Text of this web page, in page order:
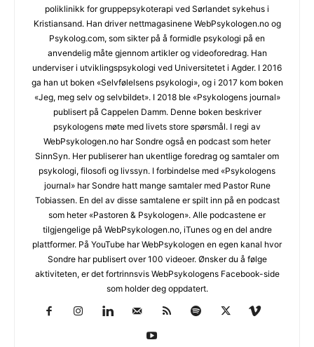
poliklinikk for gruppepsykoterapi ved Sørlandet sykehus i
Kristiansand. Han driver nettmagasinene WebPsykologen.no og
Psykolog.com, som sikter på å formidle psykologi på en
anvendelig måte gjennom artikler og videoforedrag. Han
underviser i utviklingspsykologi ved Universitetet i Agder. I 2016
ga han ut boken «Selvfølelsens psykologi», og i 2017 kom boken
«Jeg, meg selv og selvbildet». I 2018 ble «Psykologens journal»
publisert på Cappelen Damm. Denne boken beskriver
psykologens møte med livets store spørsmål. I regi av
WebPsykologen.no har Sondre også en podcast som heter
SinnSyn. Her publiserer han ukentlige foredrag og samtaler om
psykologi, filosofi og livssyn. I forbindelse med «Psykologens
journal» har Sondre hatt mange samtaler med Pastor Rune
Tobiassen. En del av disse samtalene er spilt inn på en podcast
som heter «Pastoren & Psykologen». Alle podcastene er
tilgjengelige på WebPsykologen.no, iTunes og en del andre
plattformer. På YouTube har WebPsykologen en egen kanal hvor
Sondre har publisert over 100 videoer. Ønsker du å følge
aktiviteten, er det fortrinnsvis WebPsykologens Facebook-side
som holder deg oppdatert.